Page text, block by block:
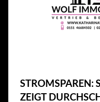
STROMSPAREN:
ZEIGT